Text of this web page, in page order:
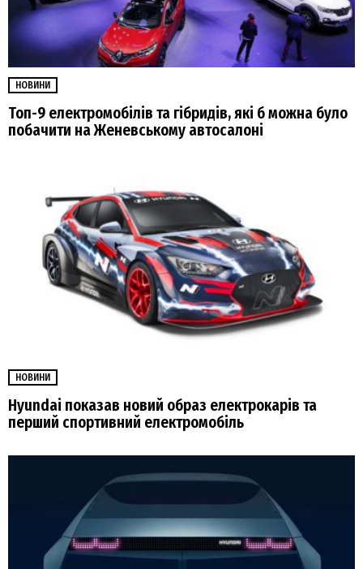
НОВИНИ
Топ-9 електромобілів та гібридів, які б можна було
побачити на Женевському автосалоні
НОВИНИ
Hyundai показав новий образ електрокарів та
перший спортивний електромобіль